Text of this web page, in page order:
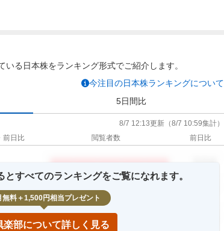
る日本株をランキング形式でご紹介します。
今注目の日本株ランキングについて
5日間比
8/7 12:13更新 （8/7 10:59集計）
前日比 閲覧者数 前日比
すべてのランキングをご覧になれます。
無料＋1,500円相当プレゼント
楽部について詳しく見る